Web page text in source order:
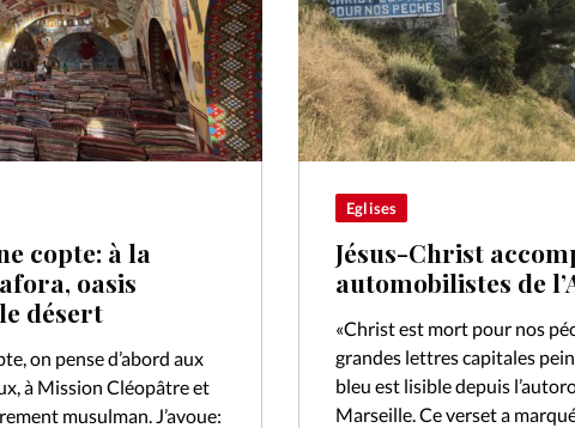
copte: à la
oasis
désert
on pense d’abord aux
à Mission Cléopâtre et
musulman. J’avoue:
Eglises
Jésus-Christ
automobilistes de
«Christ est mort pour nos
grandes lettres capitales
bleu est lisible depuis
Marseille. Ce verset a